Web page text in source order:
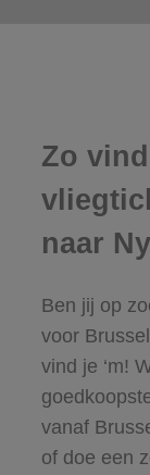
Zo
naar
Ben jij op
voor
vind je ‘m!
vanaf
of doe een